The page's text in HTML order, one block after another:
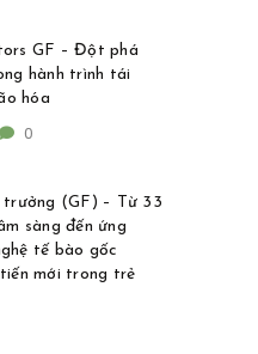
GF – Đột phá
hành trình tái
hóa
0
(GF) – Từ 33
sàng đến ứng
tế bào gốc
mới trong trẻ